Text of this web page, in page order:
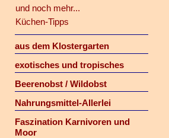
und noch mehr...
Küchen-Tipps
aus dem Klostergarten
exotisches und tropisches
Beerenobst / Wildobst
Nahrungsmittel-Allerlei
Faszination Karnivoren und
Moor